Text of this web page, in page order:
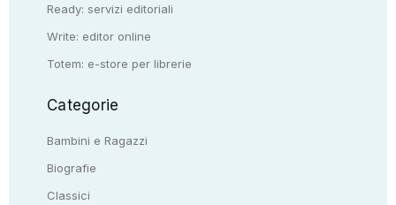
Ready: servizi editoriali
Write: editor online
Totem: e-store per librerie
Categorie
Bambini e Ragazzi
Biografie
Classici